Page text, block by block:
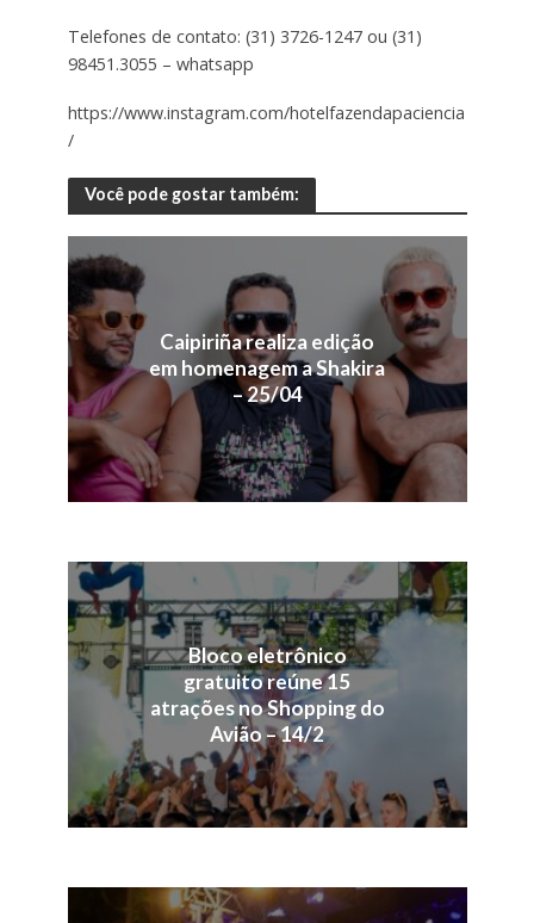
Telefones de contato: (31) 3726-1247 ou (31)
98451.3055 – whatsapp
https://www.instagram.com/hotelfazendapaciencia
/
Você pode gostar também:
Caipiriña realiza edição
em homenagem a Shakira
– 25/04
Bloco eletrônico
gratuito reúne 15
atrações no Shopping do
Avião – 14/2